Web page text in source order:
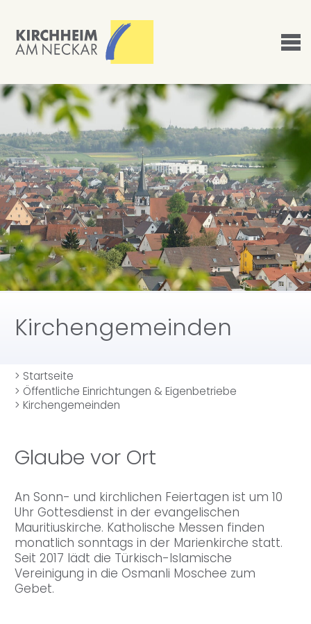
Kirchengemeinden
> Startseite
> Öffentliche Einrichtungen & Eigenbetriebe
> Kirchengemeinden
Glaube vor Ort
An Sonn- und kirchlichen Feiertagen ist um 10
Uhr Gottesdienst in der evangelischen
Mauritiuskirche. Katholische Messen finden
monatlich sonntags in der Marienkirche statt.
Seit 2017 lädt die Türkisch-Islamische
Vereinigung in die Osmanli Moschee zum
Gebet.